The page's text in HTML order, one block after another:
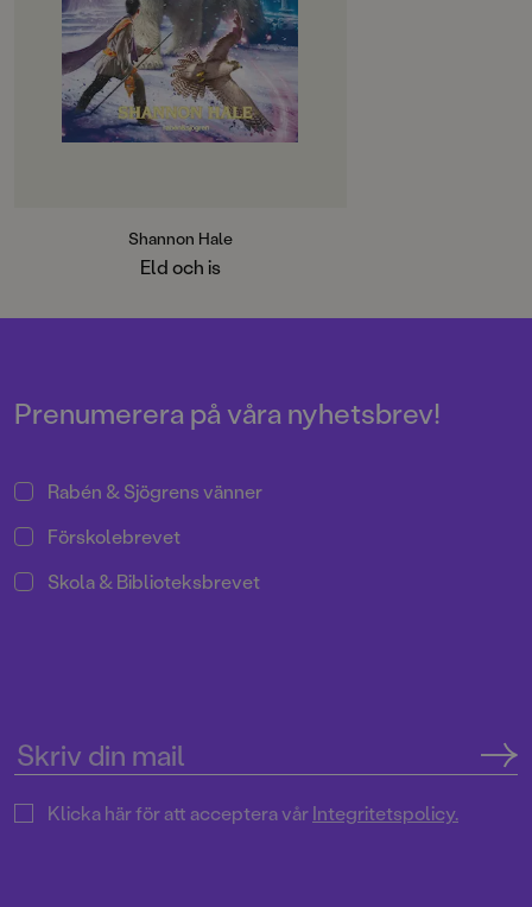
andedjuren de enda som kan
stoppa ondskan.
En ledtråd har fört dem till den
frusna kanten vid världens ände.
Under den till synes lugna ytan
lurar dödliga hemligheter och allt
För Erövrarna är hack i häl.
Shannon Hale
Eld och is
Prenumerera på våra nyhetsbrev!
Rabén & Sjögrens vänner
Förskolebrevet
Skola & Biblioteksbrevet
Klicka här för att acceptera vårIntegritetspolicy.